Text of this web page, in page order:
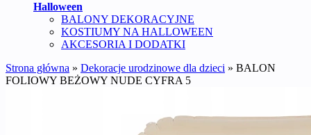
Halloween
BALONY DEKORACYJNE
KOSTIUMY NA HALLOWEEN
AKCESORIA I DODATKI
Strona główna » Dekoracje urodzinowe dla dzieci » BALON
FOLIOWY BEŻOWY NUDE CYFRA 5